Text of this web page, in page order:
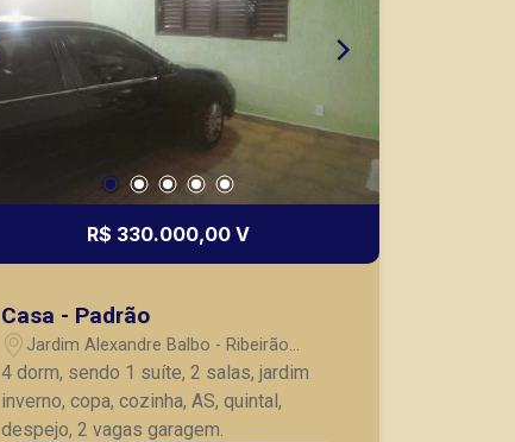
R$ 330.000,00 V
Casa - Padrão
Jardim Alexandre Balbo - Ribeirão
Preto/SP
4 dorm, sendo 1 suíte, 2 salas, jardim
inverno, copa, cozinha, AS, quintal,
despejo, 2 vagas garagem.